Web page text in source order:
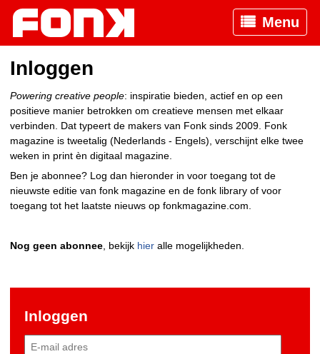
Menu
Inloggen
Powering creative people: inspiratie bieden, actief en op een
positieve manier betrokken om creatieve mensen met elkaar
verbinden. Dat typeert de makers van Fonk sinds 2009. Fonk
magazine is tweetalig (Nederlands - Engels), verschijnt elke twee
weken in print èn digitaal magazine.
Ben je abonnee? Log dan hieronder in voor toegang tot de
nieuwste editie van fonk magazine en de fonk library of voor
toegang tot het laatste nieuws op fonkmagazine.com.
Nog geen abonnee , bekijk hier alle mogelijkheden.
Inloggen